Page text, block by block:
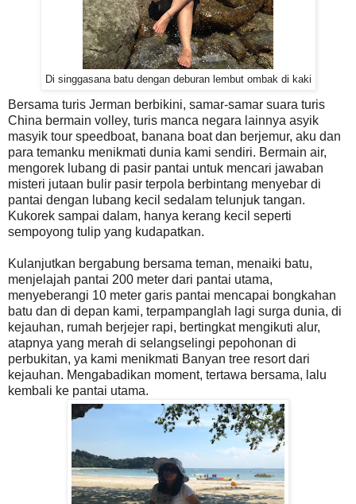
Di singgasana batu dengan deburan lembut ombak di kaki
Bersama turis Jerman berbikini, samar-samar suara turis
China bermain volley, turis manca negara lainnya asyik
masyik tour speedboat, banana boat dan berjemur, aku dan
para temanku menikmati dunia kami sendiri. Bermain air,
mengorek lubang di pasir pantai untuk mencari jawaban
misteri jutaan bulir pasir terpola berbintang menyebar di
pantai dengan lubang kecil sedalam telunjuk tangan.
Kukorek sampai dalam, hanya kerang kecil seperti
sempoyong tulip yang kudapatkan.
Kulanjutkan bergabung bersama teman, menaiki batu,
menjelajah pantai 200 meter dari pantai utama,
menyeberangi 10 meter garis pantai mencapai bongkahan
batu dan di depan kami, terpampanglah lagi surga dunia, di
kejauhan, rumah berjejer rapi, bertingkat mengikuti alur,
atapnya yang merah di selangselingi pepohonan di
perbukitan, ya kami menikmati Banyan tree resort dari
kejauhan. Mengabadikan moment, tertawa bersama, lalu
kembali ke pantai utama.